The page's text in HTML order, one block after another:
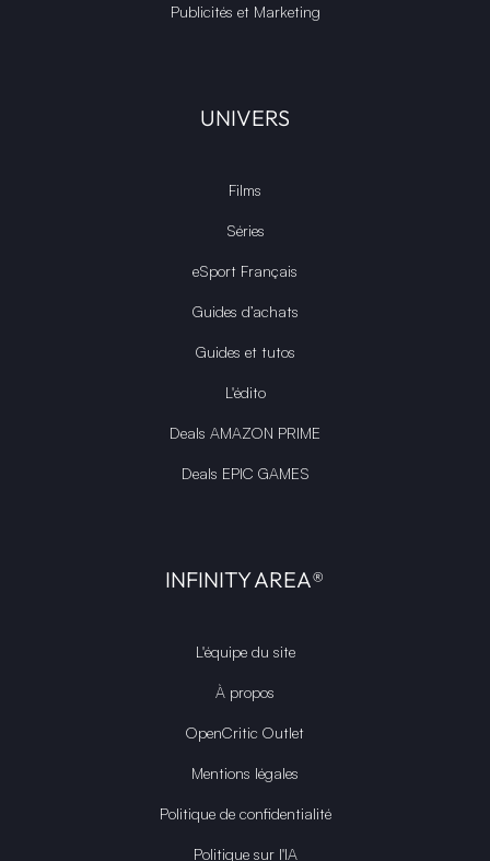
Publicités et Marketing
UNIVERS
Films
Séries
eSport Français
Guides d’achats
Guides et tutos
L'édito
Deals AMAZON PRIME
Deals EPIC GAMES
INFINITY AREA®
L'équipe du site
À propos
OpenCritic Outlet
Mentions légales
Politique de confidentialité
Politique sur l'IA